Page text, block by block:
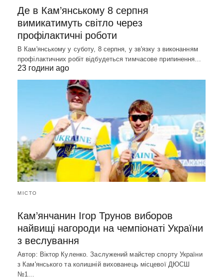
Де в Кам’янському 8 серпня
вимикатимуть світло через
профілактичні роботи
В Кам'янському у суботу, 8 серпня, у зв'язку з виконанням
профілактичних робіт відбудеться тимчасове припинення…
23 години ago
МІСТО
Кам’янчанин Ігор Трунов виборов
найвищі нагороди на чемпіонаті України
з веслування
Автор: Віктор Куленко. Заслужений майстер спорту України
з Кам'янського та колишній вихованець місцевої ДЮСШ
№1…